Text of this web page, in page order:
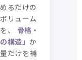
るだけの
リューム
、 骨格・
構造」 か
だけを補